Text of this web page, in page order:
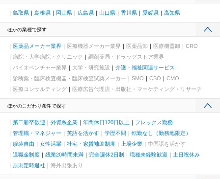
鳥取県 島根県 岡山県 広島県 山口県 香川県 愛媛県 高知県
ほかの業種で探す
医薬品メーカー業界 医療機器メーカー業界 医薬品卸 医療機器卸
CRO
病院・大学病院・クリニック
調剤薬局・ドラッグストア業界
バイオベンチャー業界
大学・研究施設
介護・福祉関連サービス
診断薬・臨床検査機器・臨床検査試薬メーカー
SMO CSO
CMO
医療コンサルティング
医療広告代理店・出版社・マーケティング・リサーチ
ほかのこだわり条件で探す
第二新卒歓迎 外資系企業 年間休日120日以上
フレックス勤務
管理職・マネジャー
英語を活かす 学歴不問
転勤なし（勤務地限定）
服装自由
女性活躍 社宅・家賃補助制度 上場企業
中国語を活かす
退職金制度
残業20時間未満 完全週休2日制 職種未経験歓迎
土日祝休み
原則定時退社
海外出張あり